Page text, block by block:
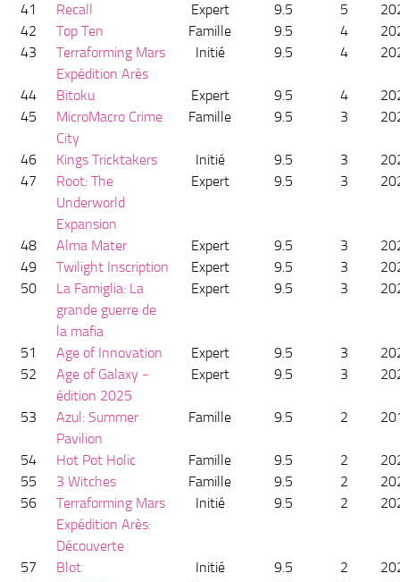
41 Recall Expert 9.5 5
42
Top Ten Famille 9.5 4
43
Terraforming Mars
Expédition Arès
Initié 9.5 4
44 Bitoku Expert 9.5 4
45
MicroMacro Crime
City
Famille 9.5 3
46 Kings Tricktakers Initié 9.5 3
47
Root: The
Underworld
Expansion
Expert 9.5 3
48 Alma Mater Expert 9.5 3
49
Twilight Inscription Expert 9.5 3
50
La Famiglia: La
grande guerre de
la mafia
Expert 9.5 3
51 Age of Innovation Expert 9.5 3
52
Age of Galaxy -
édition 2025
Expert 9.5 3
53
Azul: Summer
Pavilion
Famille 9.5 2
54 Hot Pot Holic Famille 9.5 2
55
3 Witches Famille 9.5 2
56
Terraforming Mars
Expédition Arès:
Découverte
Initié 9.5 2
57 Blot Initié 9.5 2